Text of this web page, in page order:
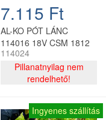
7.115 Ft
AL-KO PÓT LÁNC
114016 18V CSM 1812
114024
Pillanatnyilag nem
rendelhető!
Ingyenes szállítás